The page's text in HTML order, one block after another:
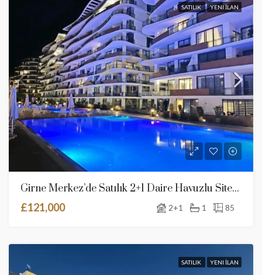
SATILIK YENI İLAN
Girne Merkez’de Satılık 2+1 Daire Havuzlu Sitede
£121,000
2+1 1 85
SATILIK YENI İLAN